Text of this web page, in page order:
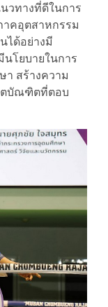
วทางที่ดีในการ
คอุตสาหกรรม
ได้อย่างมี
นโยบายในการ
า สร้างความ
ตบัณฑิตที่ตอบ